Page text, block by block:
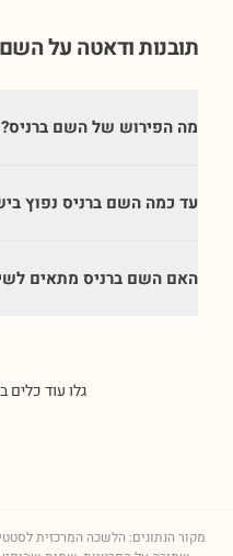
תובנות ודאטה על
מה הפירוש של השם ברניס?
עד כמה השם ברניס נפוץ
האם השם ברניס מתאים
גלו עוד
מקור הנתונים: הלשכה המרכזית